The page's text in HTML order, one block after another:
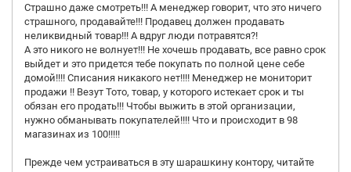
Страшно даже смотреть!!! А менеджер говорит, что это ничего
страшного, продавайте!!! Продавец должен продавать
неликвидный товар!!! А вдруг люди потравятся?!
А это никого не волнует!!! Не хочешь продавать, все равно срок
выйдет и это придется тебе покупать по полной цене себе
домой!!!! Списания никакого нет!!!! Менеджер не мониторит
продажи !! Везут Тото, товар, у которого истекает срок и ты
обязан его продать!!! Чтобы выжить в этой организации,
нужно обманывать покупателей!!!! Что и происходит в 98
магазинах из 100!!!!!
Прежде чем устраиваться в эту шарашкину контору, читайте